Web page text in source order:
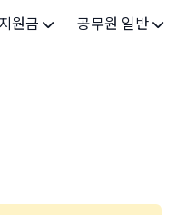
원금 공무원 일반